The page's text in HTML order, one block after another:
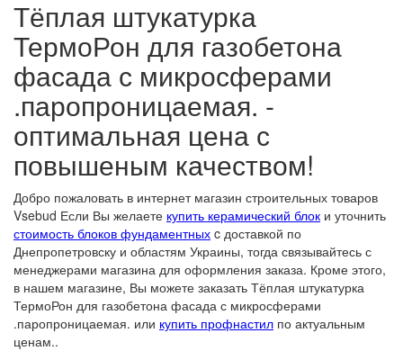
Тёплая штукатурка
ТермоРон для газобетона
фасада с микросферами
.паропроницаемая. -
оптимальная цена с
повышеным качеством!
Добро пожаловать в интернет магазин строительных товаров
Vsebud Если Вы желаете купить керамический блок и уточнить
стоимость блоков фундаментных c доставкой по
Днепропетровску и областям Украины, тогда связывайтесь с
менеджерами магазина для оформления заказа. Кроме этого,
в нашем магазине, Вы можете заказать Тёплая штукатурка
ТермоРон для газобетона фасада с микросферами
.паропроницаемая. или купить профнастил по актуальным
ценам..